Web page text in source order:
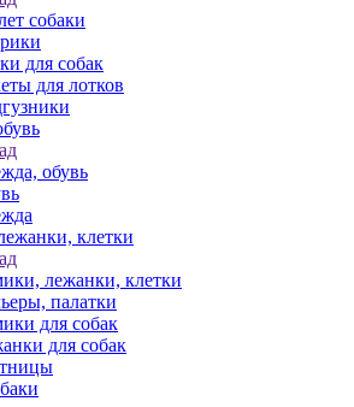
собаки
для собак
для лотков
обувь
клетки
лежанки, клетки
палатки
для собак
для собак